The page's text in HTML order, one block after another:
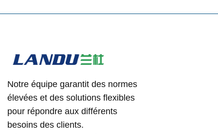
Notre équipe garantit des normes
élevées et des solutions flexibles
pour répondre aux différents
besoins des clients.